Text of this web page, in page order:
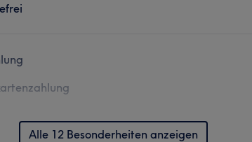
Alle 12 Besonderheiten anzeigen